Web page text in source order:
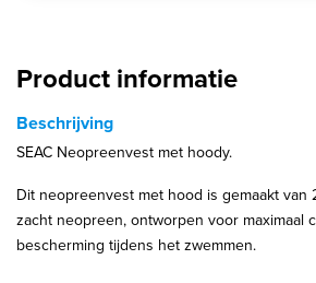
Product informatie
Beschrijving
SEAC Neopreenvest met hoody.
Dit neopreenvest met hood is gemaakt van
zacht neopreen, ontworpen voor maximaal
bescherming tijdens het zwemmen.